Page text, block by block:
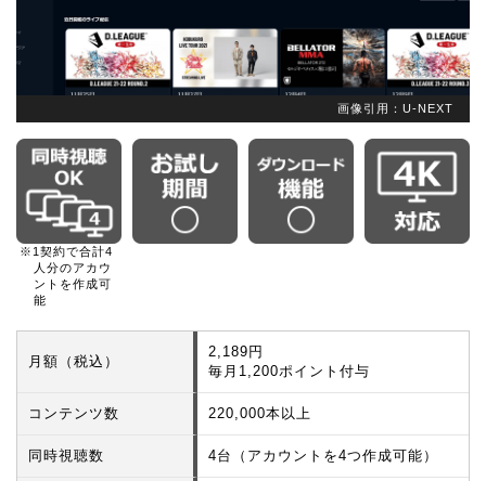
画像引用：U-NEXT
※1契約で合計4
人分のアカウ
ントを作成可
能
月額（税込）
2,189円
毎月1,200ポイント付与
コンテンツ数 220,000本以上
同時視聴数 4台（アカウントを4つ作成可能）